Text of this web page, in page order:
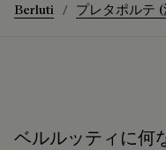
Berluti プレタポルテ
ベルルッティに何